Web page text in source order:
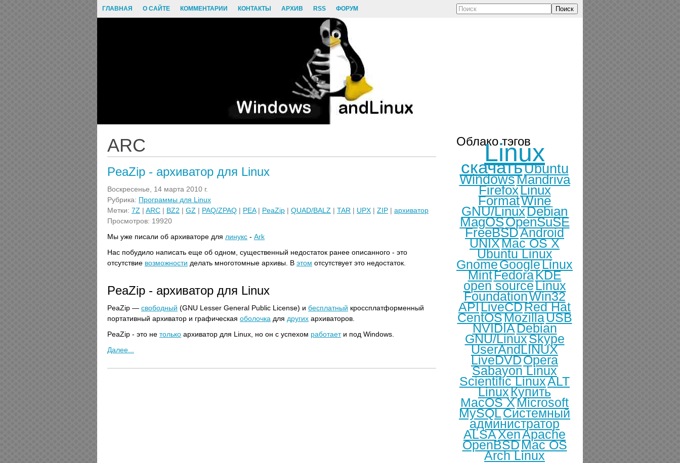
ГЛАВНАЯ О САЙТЕ КОММЕНТАРИИ КОНТАКТЫ АРХИВ RSS ФОРУМ Поиск
ARC
PeaZip - архиватор для Linux
Воскресенье, 14 марта 2010 г.
Рубрика: Программы для Linux
Метки: 7Z | ARC | BZ2 | GZ | PAQ/ZPAQ | PEA| PeaZip | QUAD/BALZ | TAR | UPX | ZIP | архиватор
Просмотров: 19920
Мы уже писали об архиваторе для линукс - Ark
Нас побудило написать еще об одном, существенный недостаток ранее описанного - это
отсутствие возможности делать многотомные архивы. В этом отсутствует это недостаток.
PeaZip - архиватор для Linux
PeaZip — свободный (GNU Lesser General Public License) и бесплатный кроссплатформенный
портативный архиватор и графическая оболочка для других архиваторов.
PeaZip - это не только архиватор для Linux, но он с успехом работаети под Windows.
Далее...
Облако тэгов
Linux
скачатьUbuntu
WindowsMandriva
FirefoxLinux
FormatWine
GNU/LinuxDebian
MagOSOpenSuSE
FreeBSDAndroid
UNIXMac OS X
Ubuntu Linux
GnomeGoogleLinux
MintFedoraKDE
open sourceLinux
FoundationWin32
APILiveCDRed Hat
CentOSMozillaUSB
NVIDIADebian
GNU/LinuxSkype
UserAndLINUX
LiveDVDOpera
Sabayon Linux
Scientific LinuxALT
LinuxКупить
MacOS XMicrosoft
MySQLСистемный
администратор
ALSAXenApache
OpenBSD Mac OS
Arch Linux